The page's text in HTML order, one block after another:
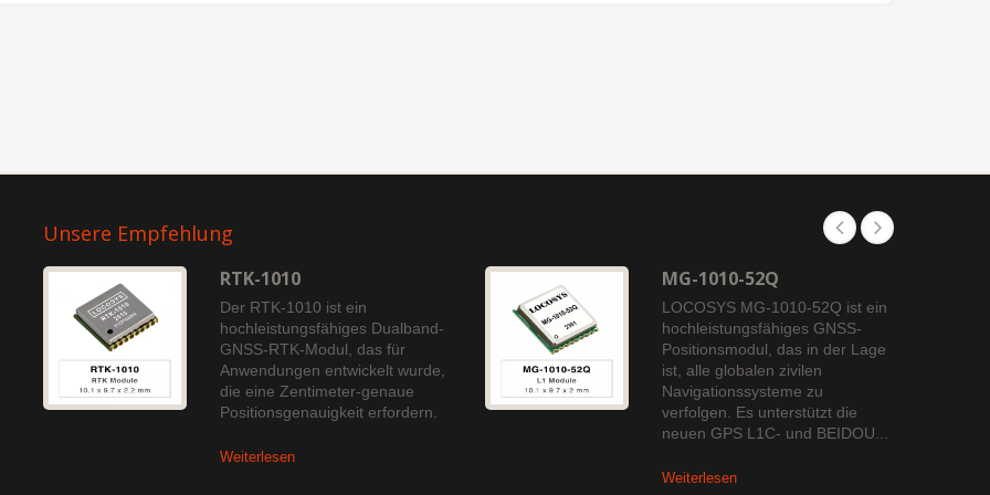
Unsere Empfehlung
RTK-1010
Der RTK-1010 ist ein
hochleistungsfähiges Dualband-
GNSS-RTK-Modul, das für
Anwendungen entwickelt wurde,
die eine Zentimeter-genaue
Positionsgenauigkeit erfordern.
Weiterlesen
MG-1010-52Q
LOCOSYS MG-1010-52Q ist ein
hochleistungsfähiges GNSS-
Positionsmodul, das in der Lage
ist, alle globalen zivilen
Navigationssysteme zu
verfolgen. Es unterstützt die
neuen GPS L1C- und BEIDOU...
Weiterlesen